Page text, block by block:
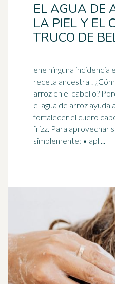
EL AGUA DE
LA PIEL Y EL
TRUCO DE
ene ninguna incidencia
receta ancestral!
arroz en el cabello?
el agua de arroz ayuda
fortalecer el cuero
frizz. Para aprovechar sus beneficios,
simplemente: • apl ...